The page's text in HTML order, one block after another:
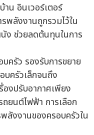
น อินเวอร์เตอร์
พลังงานถูกรวมไว้ใน
ง ช่วยลดต้นทุนในการ
ครัว รองรับการขยาย
บครัวเล็กจนถึง
งปรับอากาศเพียง
ยนต์ไฟฟ้า การเลือก
ลังงานของครอบครัวใน